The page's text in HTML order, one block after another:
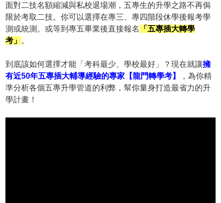
面對二技名額縮減與私校退場潮，五專生的升學之路不再侷
限於考取二技。你可以選擇在專三、專四階段休學後報考學
測或統測。或等到專五畢業後直接報名
「五專插大轉學
考」 。
到底該如何選擇才能「考科最少、學校最好」？現在就讓擁
有近50年五專插大輔導經驗的專家【龍門轉學考】
，為你精
準分析各個五專升學管道的利弊，幫你量身打造最省力的升
學計畫！